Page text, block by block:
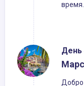
время.
День
Добро